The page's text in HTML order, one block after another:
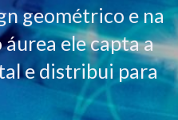
geométrico e na
ele capta a
e distribui para